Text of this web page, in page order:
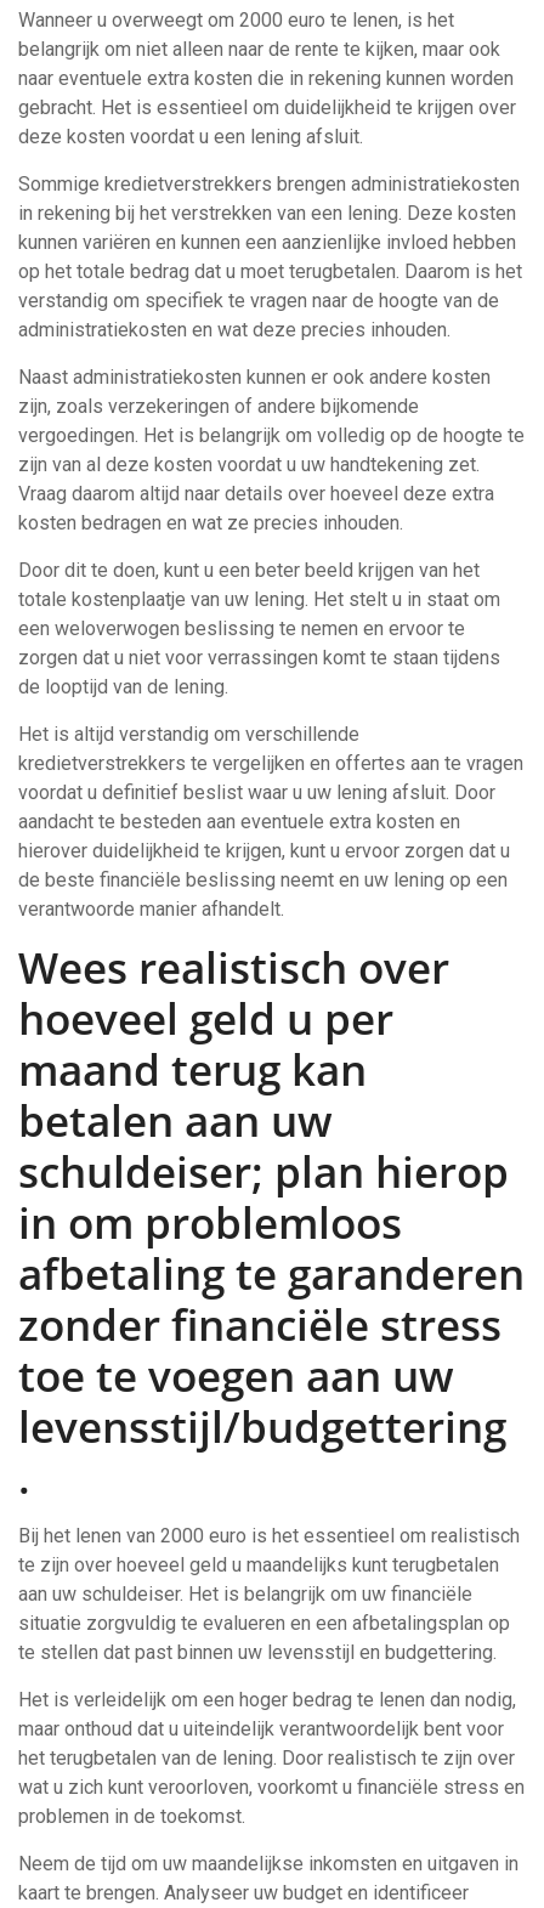
Wanneer u overweegt om 2000 euro te lenen, is het
belangrijk om niet alleen naar de rente te kijken, maar ook
naar eventuele extra kosten die in rekening kunnen worden
gebracht. Het is essentieel om duidelijkheid te krijgen over
deze kosten voordat u een lening afsluit.
Sommige kredietverstrekkers brengen administratiekosten
in rekening bij het verstrekken van een lening. Deze kosten
kunnen variëren en kunnen een aanzienlijke invloed hebben
op het totale bedrag dat u moet terugbetalen. Daarom is het
verstandig om specifiek te vragen naar de hoogte van de
administratiekosten en wat deze precies inhouden.
Naast administratiekosten kunnen er ook andere kosten
zijn, zoals verzekeringen of andere bijkomende
vergoedingen. Het is belangrijk om volledig op de hoogte te
zijn van al deze kosten voordat u uw handtekening zet.
Vraag daarom altijd naar details over hoeveel deze extra
kosten bedragen en wat ze precies inhouden.
Door dit te doen, kunt u een beter beeld krijgen van het
totale kostenplaatje van uw lening. Het stelt u in staat om
een weloverwogen beslissing te nemen en ervoor te
zorgen dat u niet voor verrassingen komt te staan tijdens
de looptijd van de lening.
Het is altijd verstandig om verschillende
kredietverstrekkers te vergelijken en offertes aan te vragen
voordat u definitief beslist waar u uw lening afsluit. Door
aandacht te besteden aan eventuele extra kosten en
hierover duidelijkheid te krijgen, kunt u ervoor zorgen dat u
de beste financiële beslissing neemt en uw lening op een
verantwoorde manier afhandelt.
Wees realistisch over
hoeveel geld u per
maand terug kan
betalen aan uw
schuldeiser; plan hierop
in om problemloos
afbetaling te garanderen
zonder financiële stress
toe te voegen aan uw
levensstijl/budgettering
.
Bij het lenen van 2000 euro is het essentieel om realistisch
te zijn over hoeveel geld u maandelijks kunt terugbetalen
aan uw schuldeiser. Het is belangrijk om uw financiële
situatie zorgvuldig te evalueren en een afbetalingsplan op
te stellen dat past binnen uw levensstijl en budgettering.
Het is verleidelijk om een hoger bedrag te lenen dan nodig,
maar onthoud dat u uiteindelijk verantwoordelijk bent voor
het terugbetalen van de lening. Door realistisch te zijn over
wat u zich kunt veroorloven, voorkomt u financiële stress en
problemen in de toekomst.
Neem de tijd om uw maandelijkse inkomsten en uitgaven in
kaart te brengen. Analyseer uw budget en identificeer